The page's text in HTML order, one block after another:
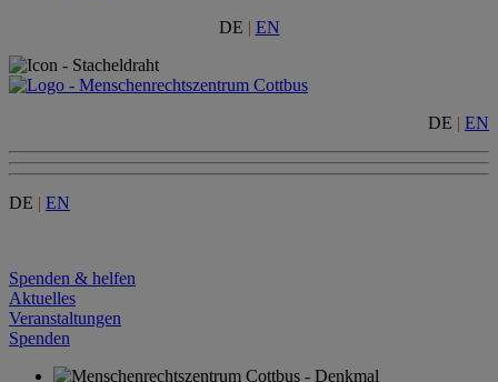
DE | EN
DE | EN
DE | EN
Spenden & helfen
Aktuelles
Veranstaltungen
Spenden